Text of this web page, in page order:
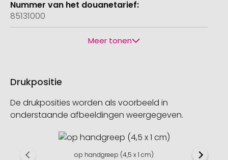
85131000
Meer tonen
Drukpositie
De drukposities worden als voorbeeld in
onderstaande afbeeldingen weergegeven.
op handgreep (4,5 x 1 cm)